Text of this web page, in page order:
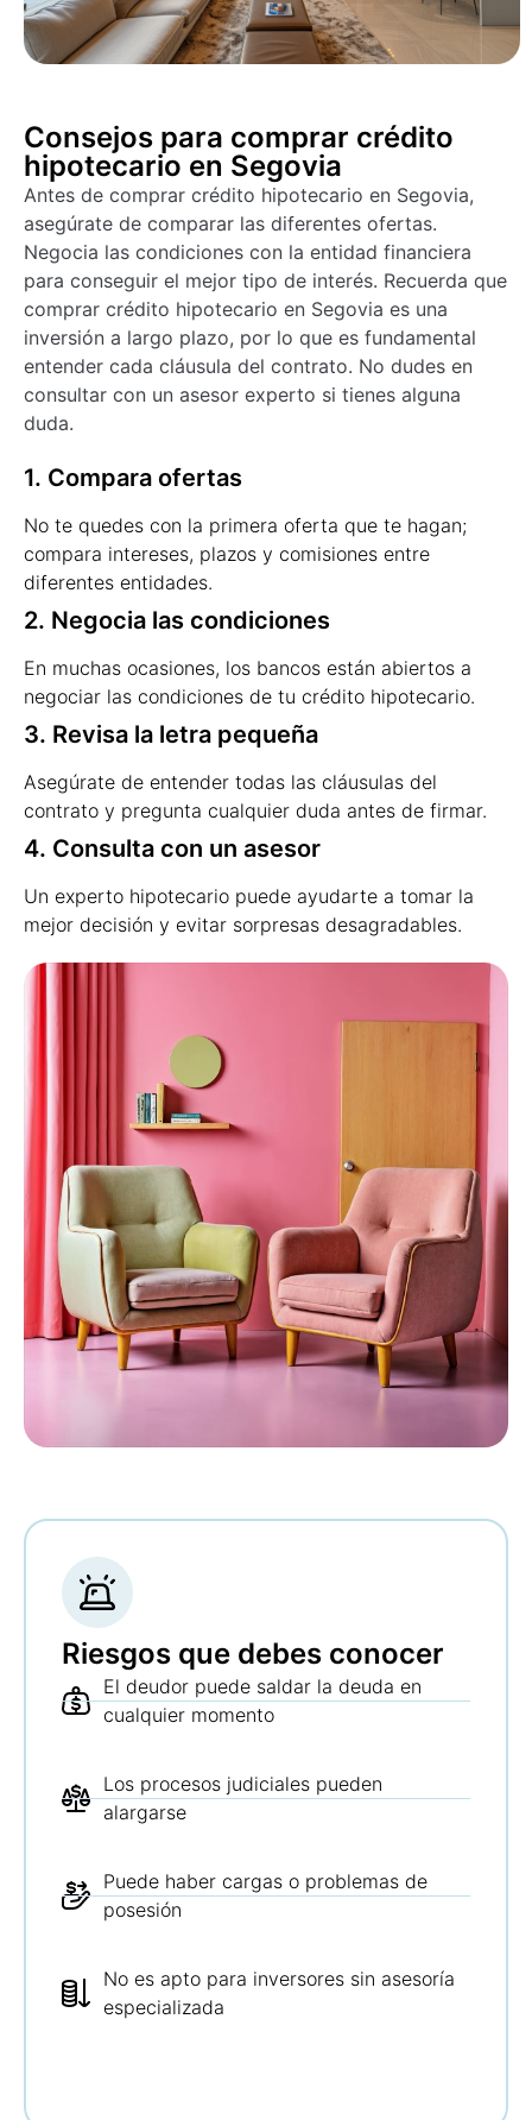
Consejos para comprar crédito
hipotecario en Segovia
Antes de comprar crédito hipotecario en Segovia,
asegúrate de comparar las diferentes ofertas.
Negocia las condiciones con la entidad financiera
para conseguir el mejor tipo de interés. Recuerda que
comprar crédito hipotecario en Segovia es una
inversión a largo plazo, por lo que es fundamental
entender cada cláusula del contrato. No dudes en
consultar con un asesor experto si tienes alguna
duda.
1. Compara ofertas
No te quedes con la primera oferta que te hagan;
compara intereses, plazos y comisiones entre
diferentes entidades.
2. Negocia las condiciones
En muchas ocasiones, los bancos están abiertos a
negociar las condiciones de tu crédito hipotecario.
3. Revisa la letra pequeña
Asegúrate de entender todas las cláusulas del
contrato y pregunta cualquier duda antes de firmar.
4. Consulta con un asesor
Un experto hipotecario puede ayudarte a tomar la
mejor decisión y evitar sorpresas desagradables.
Riesgos que debes conocer
El deudor puede saldar la deuda en
cualquier momento
Los procesos judiciales pueden
alargarse
Puede haber cargas o problemas de
posesión
No es apto para inversores sin asesoría
especializada